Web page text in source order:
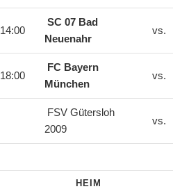
14:00
SC 07 Bad
Neuenahr
vs.
18:00
FC Bayern
München
vs.
FSV Gütersloh
2009
vs.
HEIM